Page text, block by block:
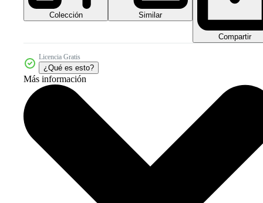
Colección Similar
Compartir
Licencia Gratis
¿Qué es esto?
Más información